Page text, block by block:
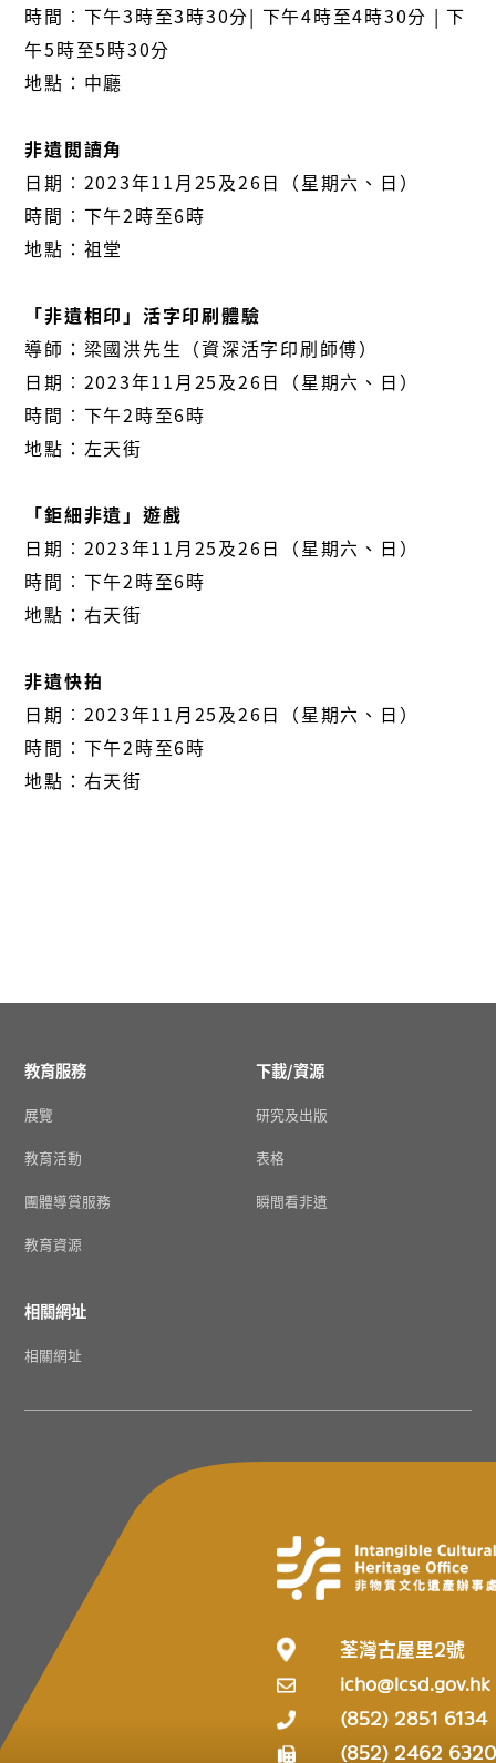
時間︰下午3時至3時30分| 下午4時至4時30分 | 下
午5時至5時30分
地點：中廳
非遺閲讀角
日期︰2023年11月25及26日（星期六、日）
時間︰下午2時至6時
地點：祖堂
「非遺相印」活字印刷體驗
導師：梁國洪先生（資深活字印刷師傅）
日期︰2023年11月25及26日（星期六、日）
時間︰下午2時至6時
地點：左天街
「鉅細非遺」遊戲
日期︰2023年11月25及26日（星期六、日）
時間︰下午2時至6時
地點：右天街
非遺快拍
日期︰2023年11月25及26日（星期六、日）
時間︰下午2時至6時
地點：右天街
教育服務
展覽
教育活動
團體導賞服務
教育資源
下載/資源
研究及出版
表格
瞬間看非遺
相關網址
相關網址
荃灣古屋里2號
icho@lcsd.gov.hk
(852) 2851 6134
(852) 2462